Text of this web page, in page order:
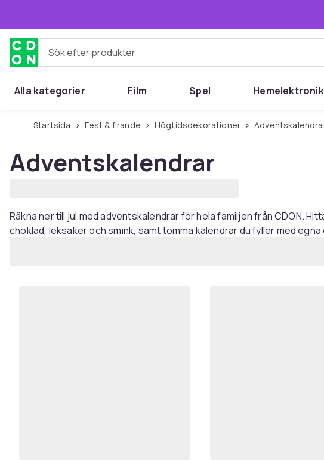
Sök efter produkter
Alla kategorier Film Spel Hemelektronik
Startsida Fest & firande Högtidsdekorationer
Adventskalendrar
Räkna ner till jul med adventskalendrar för hela familjen från CDON.
choklad, leksaker och smink, samt tomma kalendrar du fyller med egna